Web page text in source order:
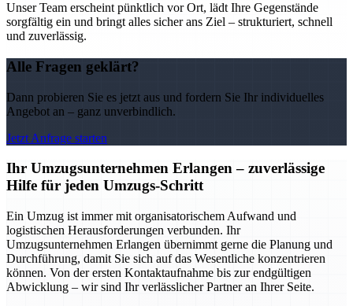
Unser Team erscheint pünktlich vor Ort, lädt Ihre Gegenstände
sorgfältig ein und bringt alles sicher ans Ziel – strukturiert, schnell
und zuverlässig.
Alle Fragen geklärt?
Dann probieren Sie es jetzt aus und fordern Sie Ihr individuelles
Angebot an – ganz unverbindlich.
Jetzt Anfrage starten
Ihr Umzugsunternehmen Erlangen – zuverlässige
Hilfe für jeden Umzugs-Schritt
Ein Umzug ist immer mit organisatorischem Aufwand und
logistischen Herausforderungen verbunden. Ihr
Umzugsunternehmen Erlangen übernimmt gerne die Planung und
Durchführung, damit Sie sich auf das Wesentliche konzentrieren
können. Von der ersten Kontaktaufnahme bis zur endgültigen
Abwicklung – wir sind Ihr verlässlicher Partner an Ihrer Seite.